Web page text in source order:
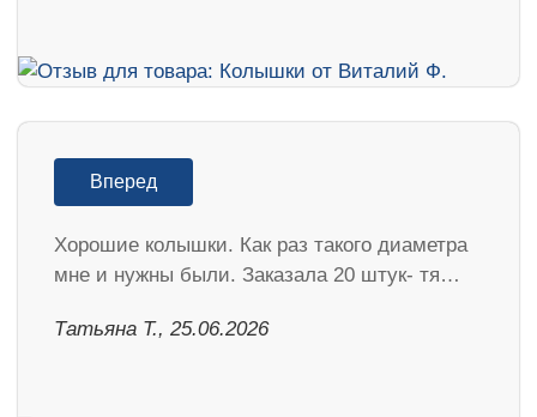
Вперед
Хорошие колышки. Как раз такого диаметра
мне и нужны были. Заказала 20 штук- тя…
Татьяна Т., 25.06.2026